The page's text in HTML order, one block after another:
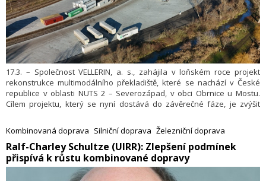
17.3. – Společnost VELLERIN, a. s., zahájila v loňském roce projekt
rekonstrukce multimodálního překladiště, které se nachází v České
republice v oblasti NUTS 2 – Severozápad, v obci Obrnice u Mostu.
Cílem projektu, který se nyní dostává do závěrečné fáze, je zvýšit
jsou zaměřené zejména na pokrytí lokalit v blízkosti hlavní sítě TEN-T
v rámci EU.
Kombinovaná doprava Silniční doprava Železniční doprava
​Ralf-Charley Schultze (UIRR): Zlepšení podmínek
přispívá k růstu kombinované dopravy